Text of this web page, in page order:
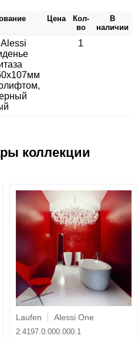
Цена
Кол-
во
В
наличии
1
Laufen Alessi One
2.4197.0.000.000.1